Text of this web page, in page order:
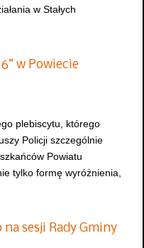
w Stałych
w Powiecie
plebiscytu, którego
Policji szczególnie
Powiatu
tylko formę wyróżnienia,
na sesji Rady Gminy